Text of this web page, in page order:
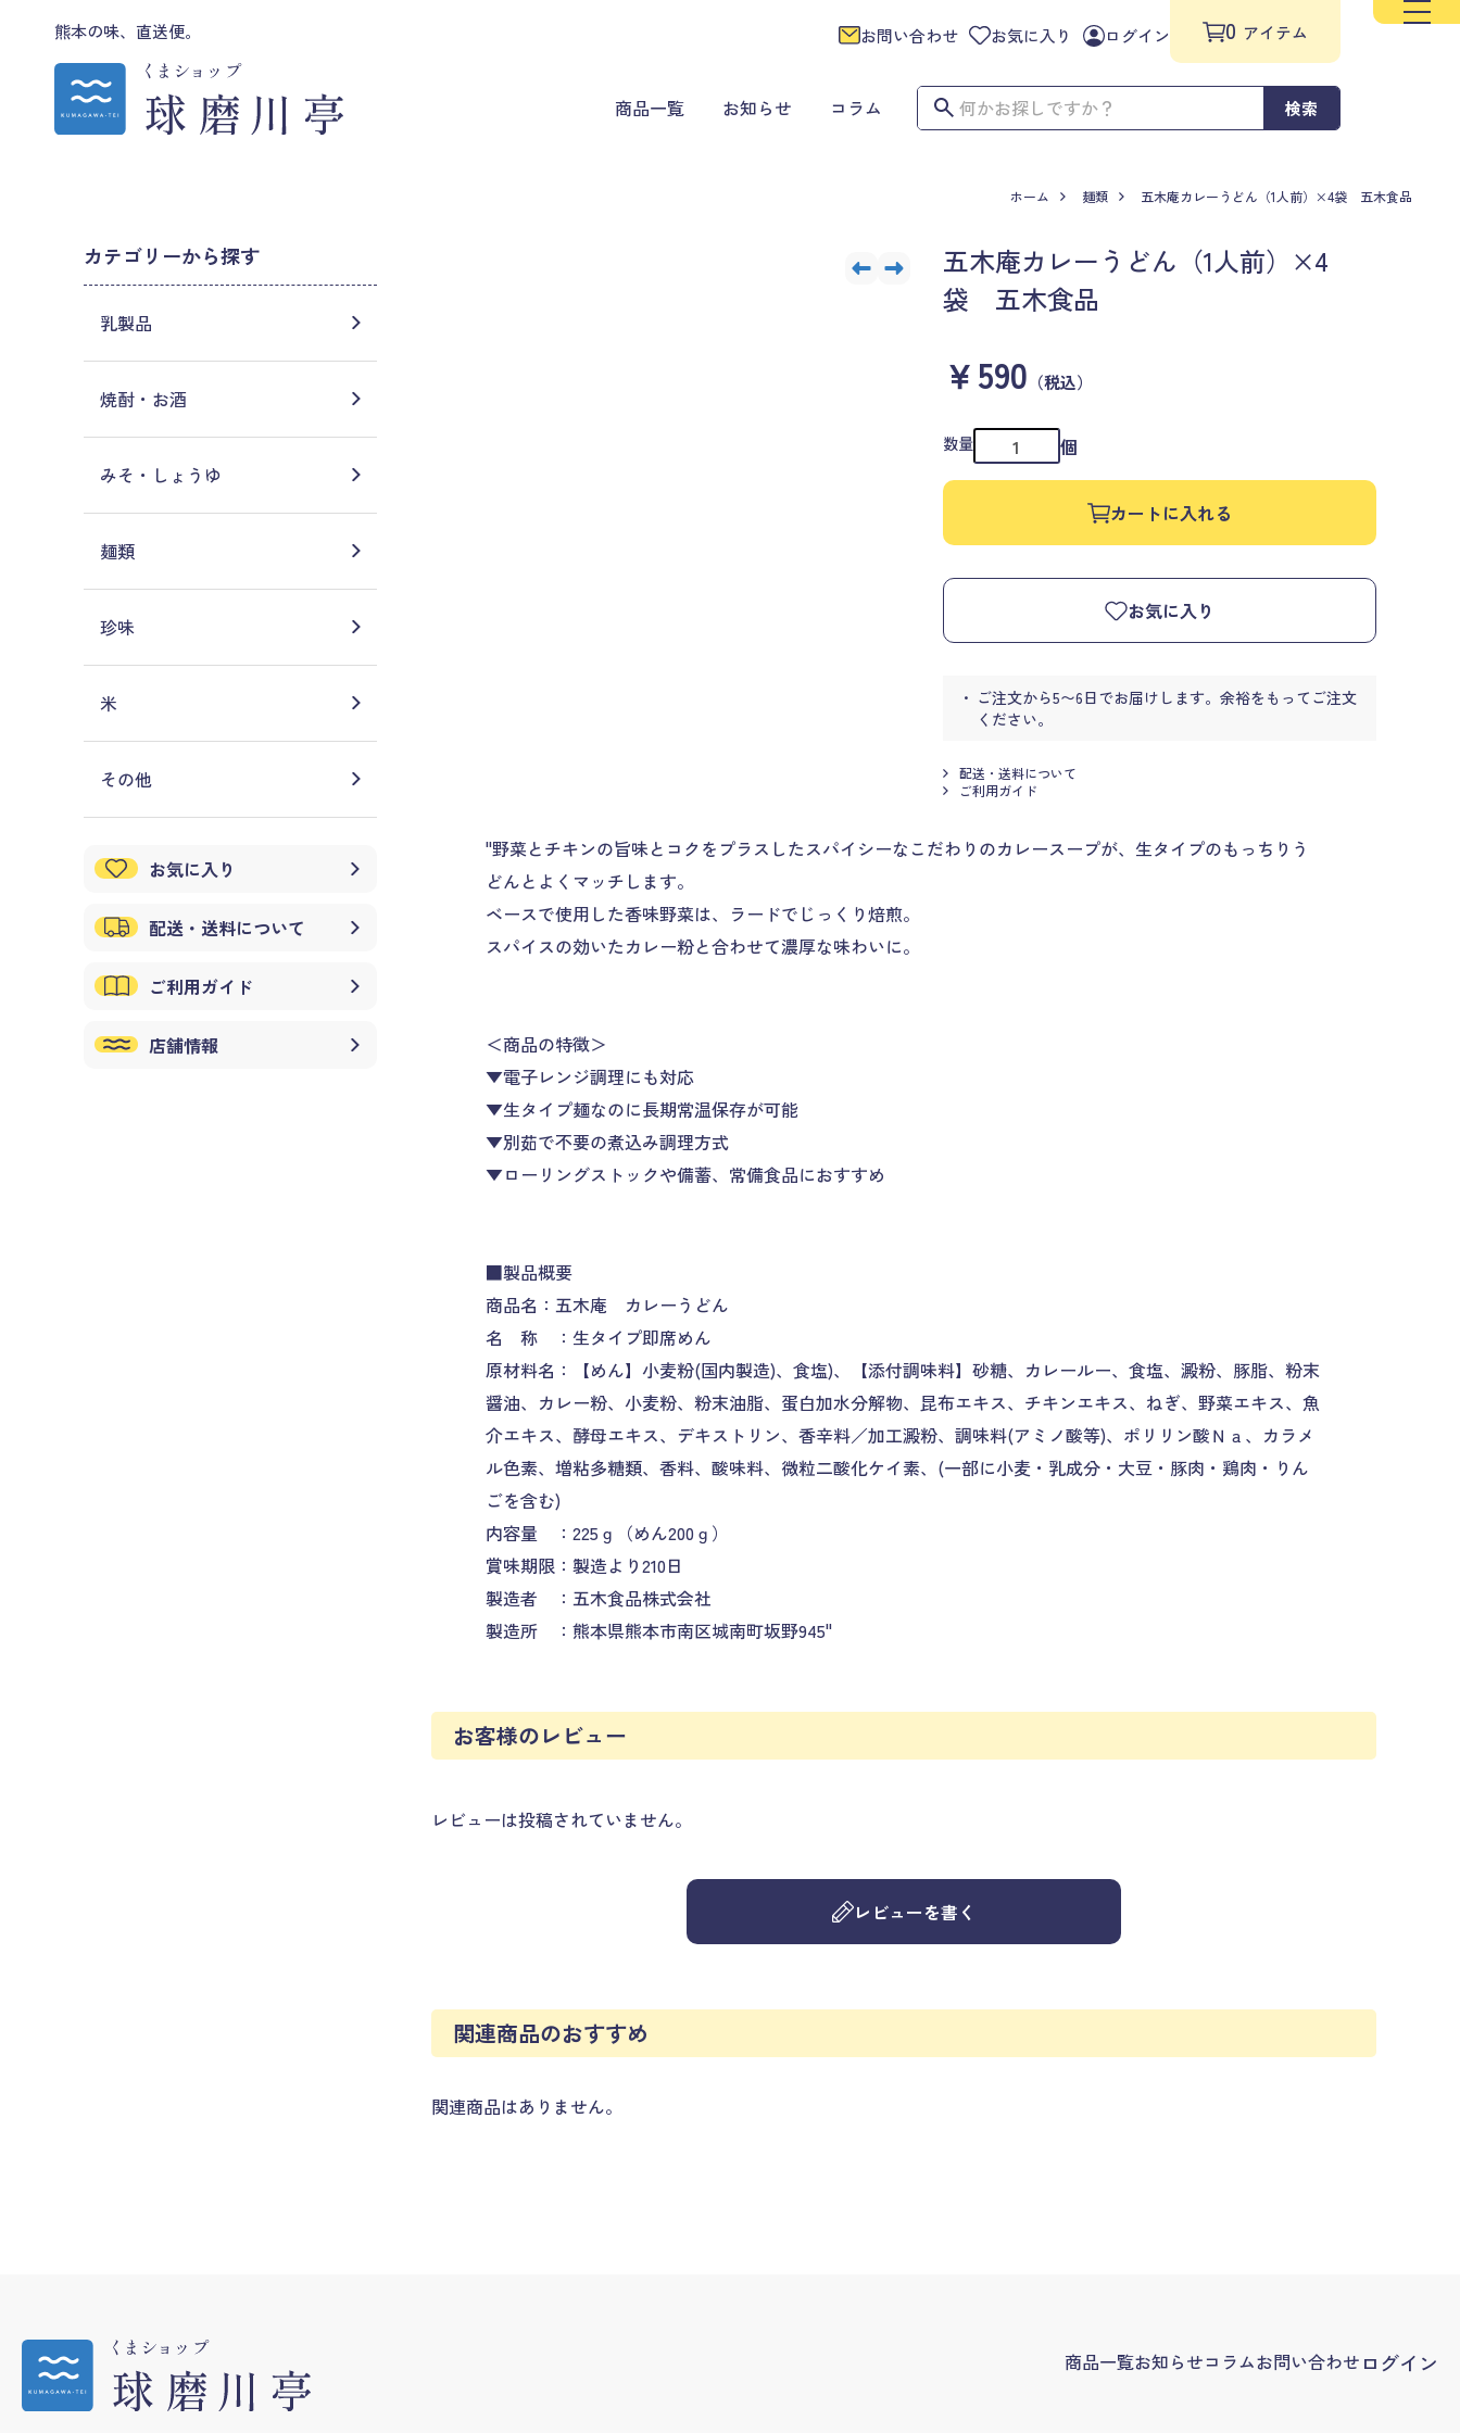
熊本の味、直送便。 お問い合わせ お気に入り ログイン 0 アイテム
検索
商品一覧 お知らせ コラム
ホーム 麺類 五木庵カレーうどん（1人前）×4袋 五木食品
五木庵カレーうどん（1人前）×4
袋 五木食品
￥590 （税込）
数量 個
カートに入れる
お気に入り
ご注文から5〜6日でお届けします。余裕をもってご注文
ください。
配送・送料について
ご利用ガイド
"野菜とチキンの旨味とコクをプラスしたスパイシーなこだわりのカレースープが、生タイプのもっちりう
どんとよくマッチします。
ベースで使用した香味野菜は、ラードでじっくり焙煎。
スパイスの効いたカレー粉と合わせて濃厚な味わいに。
＜商品の特徴＞
▼電子レンジ調理にも対応
▼生タイプ麺なのに長期常温保存が可能
▼別茹で不要の煮込み調理方式
▼ローリングストックや備蓄、常備食品におすすめ
■製品概要
商品名：五木庵 カレーうどん
名 称 ：生タイプ即席めん
原材料名：【めん】小麦粉(国内製造)、食塩)、【添付調味料】砂糖、カレールー、食塩、澱粉、豚脂、粉末
醤油、カレー粉、小麦粉、粉末油脂、蛋白加水分解物、昆布エキス、チキンエキス、ねぎ、野菜エキス、魚
介エキス、酵母エキス、デキストリン、香辛料／加工澱粉、調味料(アミノ酸等)、ポリリン酸Ｎａ、カラメ
ル色素、増粘多糖類、香料、酸味料、微粒二酸化ケイ素、(一部に小麦・乳成分・大豆・豚肉・鶏肉・りん
ごを含む)
内容量 ：225ｇ（めん200ｇ）
賞味期限：製造より210日
製造者 ：五木食品株式会社
製造所 ：熊本県熊本市南区城南町坂野945"
お客様のレビュー
レビューは投稿されていません。
レビューを書く
関連商品のおすすめ
関連商品はありません。
カテゴリーから探す
乳製品
焼酎・お酒
みそ・しょうゆ
麺類
珍味
米
その他
お気に入り
配送・送料について
ご利用ガイド
店舗情報
商品一覧お知らせコラムお問い合わせ ログイン